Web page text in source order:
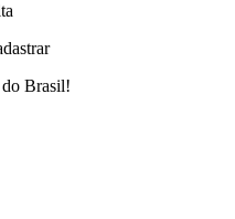
do Brasil!